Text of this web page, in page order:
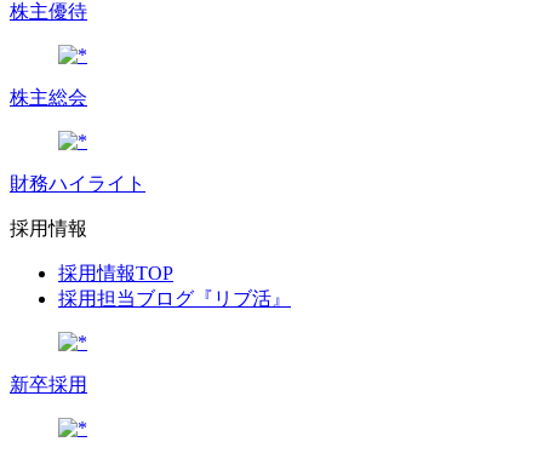
株主優待
株主総会
財務ハイライト
採用情報
採用情報TOP
採用担当ブログ『リブ活』
新卒採用